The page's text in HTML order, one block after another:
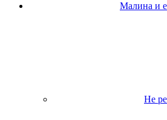
Малина и
Не